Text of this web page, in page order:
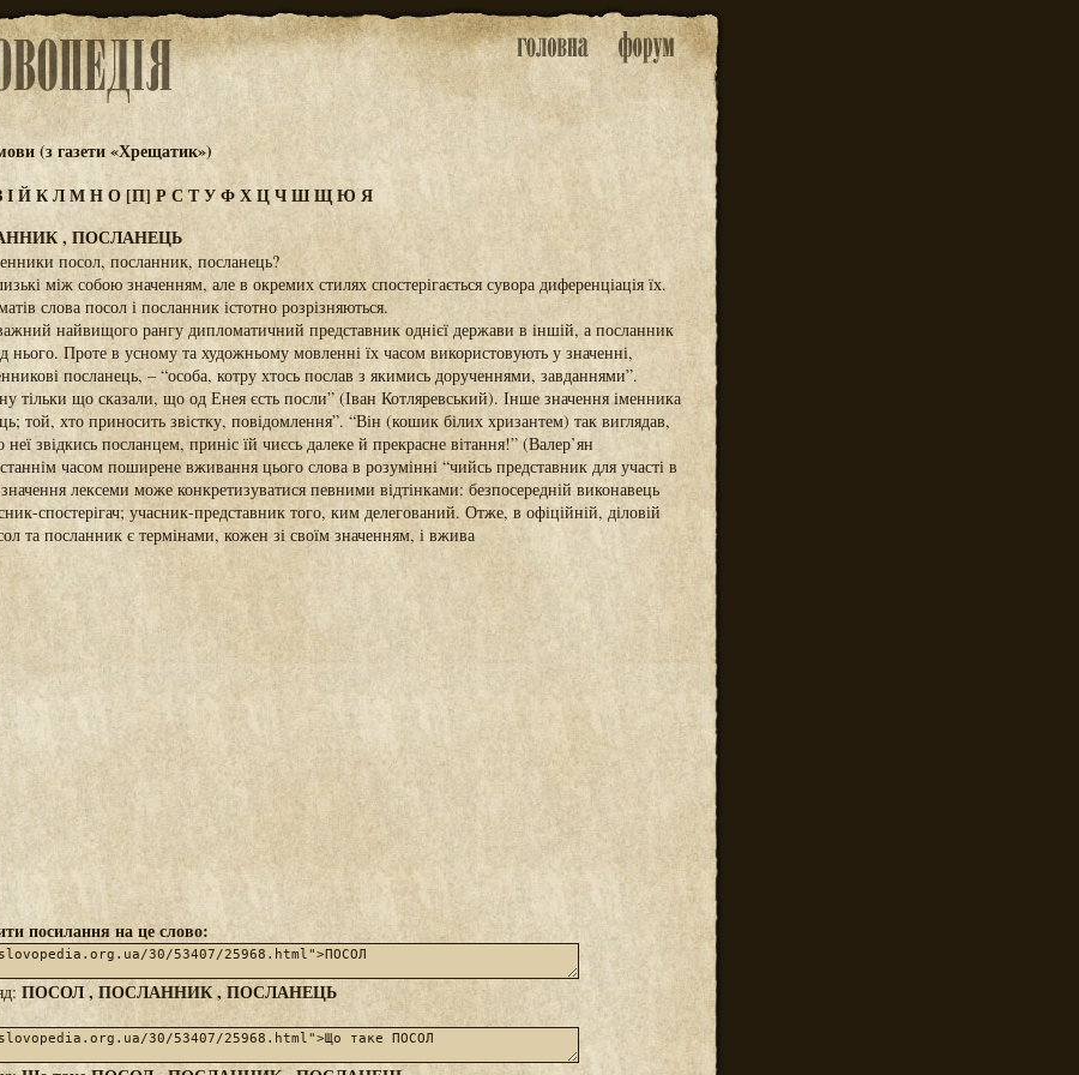
(з газети «Хрещатик»)
ІЙКЛМНО[П] РСТУФХЦЧШЩЮЯ
, ПОСЛАНЕЦЬ
посол, посланник, посланець?
між собою значенням, але в окремих стилях спостерігається сувора диференціація їх.
слова посол і посланник істотно розрізняються.
найвищого рангу дипломатичний представник однієї держави в іншій, а посланник
нього. Проте в усному та художньому мовленні їх часом використовують у значенні,
посланець, – “особа, котру хтось послав з якимись дорученнями, завданнями”.
тільки що сказали, що од Енея єсть посли” (Іван Котляревський). Інше значення іменника
той, хто приносить звістку, повідомлення”. “Він (кошик білих хризантем) так виглядав,
звідкись посланцем, приніс їй чиєсь далеке й прекрасне вітання!” (Валер’ян
часом поширене вживання цього слова в розумінні “чийсь представник для участі в
лексеми може конкретизуватися певними відтінками: безпосередній виконавець
спостерігач; учасник-представник того, ким делегований. Отже, в офіційній, діловій
та посланник є термінами, кожен зі своїм значенням, і вжива
посилання на це слово:
ПОСОЛ , ПОСЛАННИК , ПОСЛАНЕЦЬ